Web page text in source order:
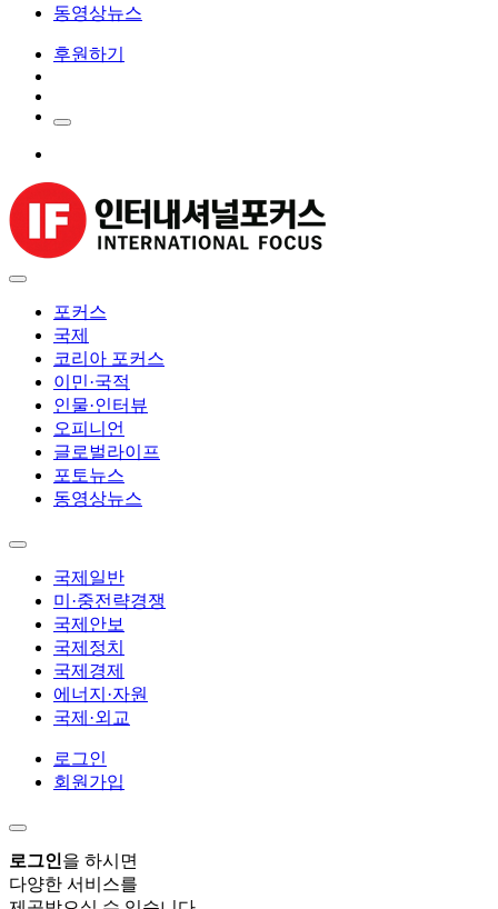
동영상뉴스
후원하기
포커스
국제
코리아 포커스
이민·국적
인물·인터뷰
오피니언
글로벌라이프
포토뉴스
동영상뉴스
국제일반
미·중전략경쟁
국제안보
국제정치
국제경제
에너지·자원
국제·외교
로그인
회원가입
로그인을 하시면
다양한 서비스를